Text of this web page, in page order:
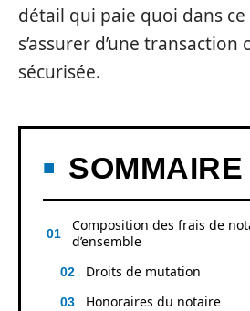
détail qui paie quoi dans
s’assurer d’une transaction
sécurisée.
SOMMAIRE
Composition des frais de
d’ensemble
Droits de mutation
Honoraires du notaire